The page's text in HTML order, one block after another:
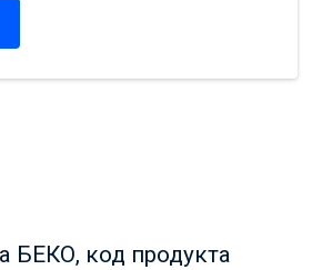
БЕКО, код продукта